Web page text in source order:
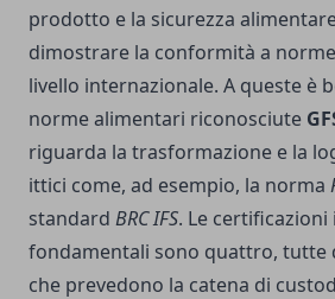
prodotto e la sicurezza
dimostrare la conformità a
livello internazionale. A queste è
norme alimentari riconosciute
riguarda la trasformazione e la
ittici come, ad esempio, la norma
standard BRC IFS. Le
fondamentali sono quattro, tutte
che prevedono la catena di